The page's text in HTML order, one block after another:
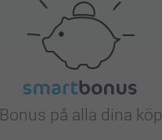
Bonus på alla dina köp